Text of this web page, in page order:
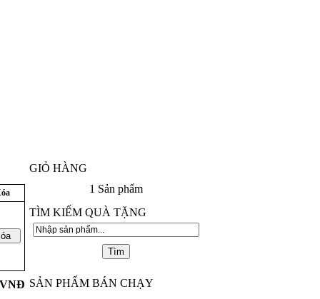
VNĐ
GIỎ HÀNG
1 Sản phẩm
TÌM KIẾM QUÀ TẶNG
SẢN PHẨM BÁN CHẠY